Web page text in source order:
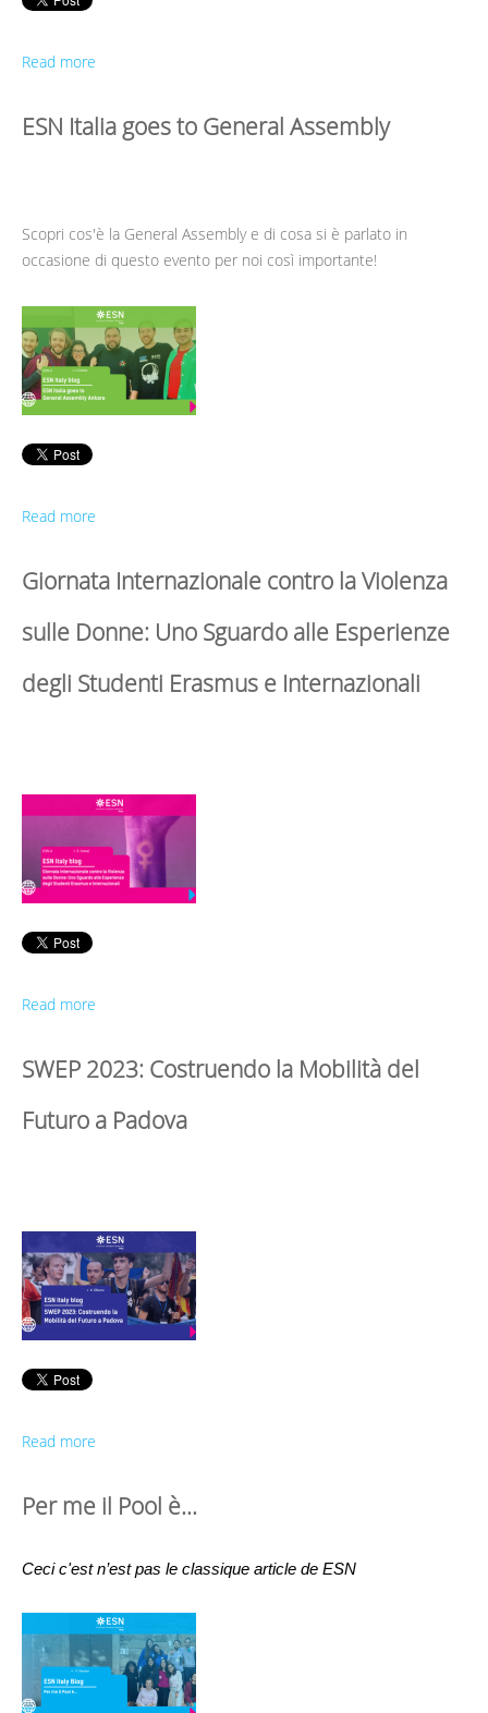
Read more
ESN Italia goes to General Assembly
Scopri cos'è la General Assembly e di cosa si è parlato in
occasione di questo evento per noi così importante!
Read more
Giornata Internazionale contro la Violenza
sulle Donne: Uno Sguardo alle Esperienze
degli Studenti Erasmus e Internazionali
Read more
SWEP 2023: Costruendo la Mobilità del
Futuro a Padova
Read more
Per me il Pool è...
Ceci c'est n’est pas le classique article de ESN